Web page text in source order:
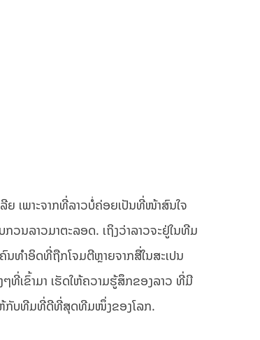
ເພາະຈາກທີ່ລາວບໍ່ຄ່ອຍເປັນທີ່ໜ້າສົນໃຈ
ນລາວມາຕະລອດ. ເຖິງວ່າລາວຈະຢູ່ໃນທີມ
ທຳອິດທີ່ຖືກໂຈມຕີຫຼາຍຈາກສື່ໃນສະເປນ
ທີ່ເຂົ້າມາ ເຮັດໃຫ້ຄວາມຮູ້ສຶກຂອງລາວ ທີ່ມີ
ໃຫ້ກັບທີມທີ່ດີທີ່ສຸດທີມໜຶ່ງຂອງໂລກ.